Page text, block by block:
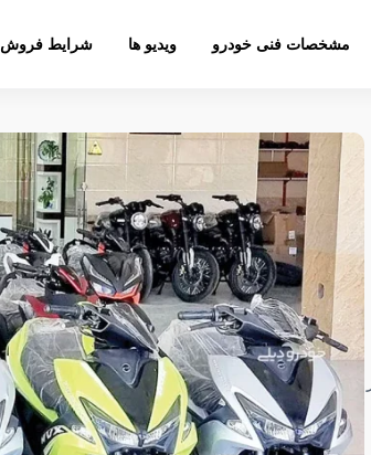
مشخصات فنی خودرو ویدیو ها شرایط فروش